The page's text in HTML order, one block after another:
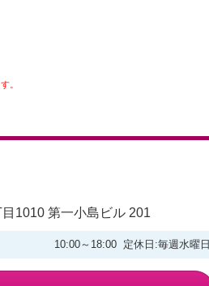
。
1010 第一小島ビル 201
10:00～18:00 定休日:毎週水曜日